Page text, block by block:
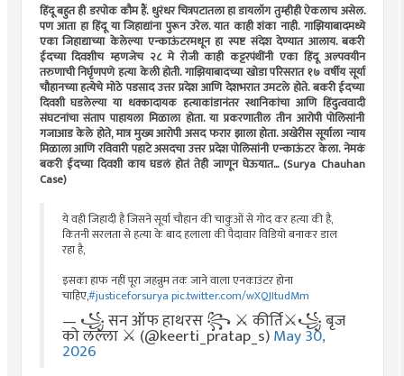
हिंदू बहुत ही डरपोक कौम हैं. धुरंधर चित्रपटातला हा डायलॉग तुम्हीही ऐकलाच असेल.
पण आता हा हिंदू या जिहाद्यांना पुरून उरेल. यात काही शंका नाही. गाझियाबादमध्ये
एका जिहाद्याच्या केलेल्या एन्काऊंटरमधून हा स्पष्ट संदेश देण्यात आलाय. बकरी
ईदच्या दिवशीच म्हणजेच २८ मे रोजी काही कट्टरपंथींनी एका हिंदू अल्पवयीन
तरुणाची निर्घृणपणे हत्या केली होती. गाझियाबादच्या खोडा परिसरात १७ वर्षीय सूर्या
चौहानच्या हत्येचे मोठे पडसाद उत्तर प्रदेश आणि देशभरात उमटले होते. बकरी ईदच्या
दिवशी घडलेल्या या धक्कादायक हत्याकांडानंतर स्थानिकांचा आणि हिंदुत्ववादी
संघटनांचा संताप पाहायला मिळाला होता. या प्रकरणातील तीन आरोपी पोलिसांनी
गजाआड केले होते, मात्र मुख्य आरोपी असद फरार झाला होता. अखेरीस सूर्याला न्याय
मिळाला आणि रविवारी पहाटे असदचा उत्तर प्रदेश पोलिसांनी एन्काऊंटर केला. नेमकं
बकरी ईदच्या दिवशी काय घडलं होतं तेही जाणून घेऊयात... (Surya Chauhan
Case)
ये वही जिहादी है जिसने सूर्या चौहान की चाकुओं से गोद कर हत्या की है,
कितनी सरलता से हत्या के बाद हलाला की पैदावार विडियो बनाकर डाल
रहा है,
इसका हाफ नहीं पूरा जहन्नुम तक जाने वाला एनकाउंटर होना
चाहिए,#justiceforsuryapic.twitter.com/wXQJItudMm
— ꧁ सन ऑफ हाथरस ꧂ ⚔️ कीर्ति⚔️꧁ बृज
को लल्ला ⚔️ (@keerti_pratap_s)May 30,
2026